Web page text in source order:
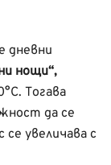
дневни
нощи“,
Тогава
да се
увеличава с